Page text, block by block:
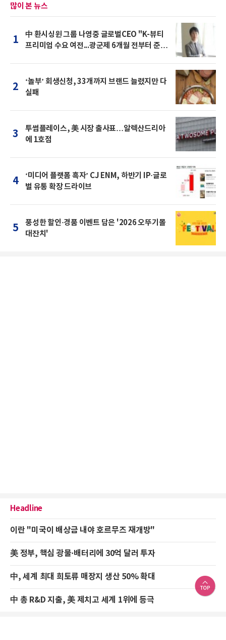
많이 본 뉴스
1
中 환시싱윈 그룹 나영중 글로벌CEO "K-뷰티
프리미엄 수요 여전...광군제 6개월 전부터 준비
2
‘놀부’ 회생신청, 33개까지 브랜드 늘렸지만 다
실패
3
투썸플레이스, 美 시장 출사표…알렉산드리아
에 1호점
4
‘미디어 플랫폼 흑자’ CJ ENM, 하반기 IP·글로
벌 유통 확장 드라이브
5
풍성한 할인·경품 이벤트 담은 '2026 오뚜기몰
대잔치'
Headline
이란 "미국이 배상금 내야 호르무즈 재개방"
美 정부, 핵심 광물·배터리에 30억 달러 투자
中, 세계 최대 희토류 매장지 생산 50% 확대
中 총 R&D 지출, 美 제치고 세계 1위에 등극